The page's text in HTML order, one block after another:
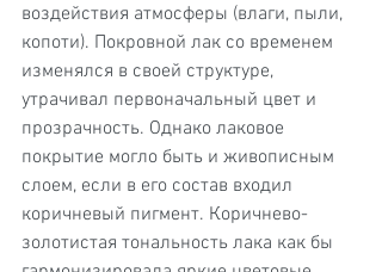
воздействия атмосферы (влаги, пыли,
копоти). Покровной лак со временем
изменялся в своей структуре,
утрачивал первоначальный цвет и
прозрачность. Однако лаковое
покрытие могло быть и живописным
слоем, если в его состав входил
коричневый пигмент. Коричнево-
золотистая тональность лака как бы